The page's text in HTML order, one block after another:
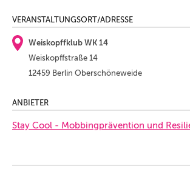
VERANSTALTUNGSORT/ADRESSE
Weiskopffklub WK 14
Weiskopffstraße 14
12459 Berlin Oberschöneweide
ANBIETER
Stay Cool - Mobbingprävention und